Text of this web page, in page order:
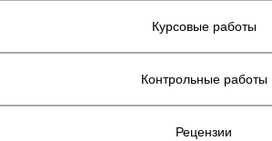
Курсовые работы
Контрольные работы
Рецензии